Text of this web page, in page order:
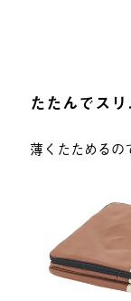
たたんでス
薄くたためるの